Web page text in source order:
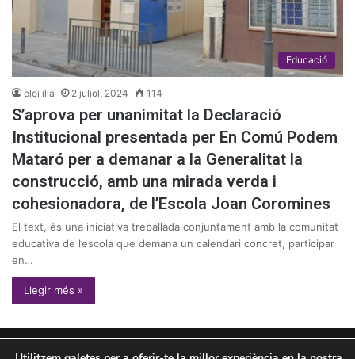
Educació
eloi illa 2 juliol, 2024 114
S’aprova per unanimitat la Declaració
Institucional presentada per En Comú Podem
Mataró per a demanar a la Generalitat la
construcció, amb una mirada verda i
cohesionadora, de l’Escola Joan Coromines
El text, és una iniciativa treballada conjuntament amb la comunitat
educativa de l’escola que demana un calendari concret, participar
en…
Llegir més »